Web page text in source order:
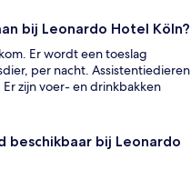
bij Leonardo Hotel Köln?
Er wordt een toeslag
per nacht. Assistentiedieren
zijn voer- en drinkbakken
beschikbaar bij Leonardo